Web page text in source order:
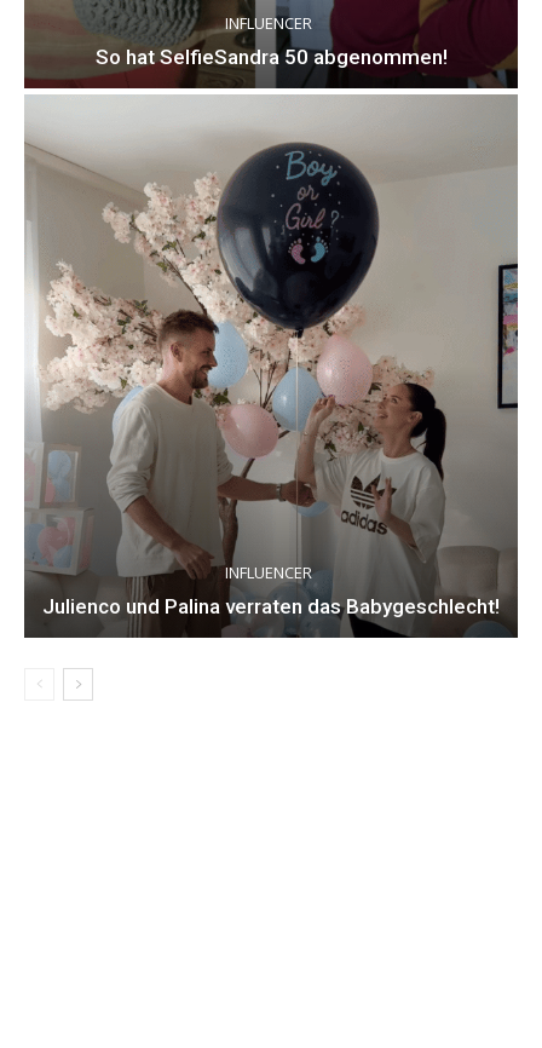
INFLUENCER
So hat SelfieSandra 50 abgenommen!
INFLUENCER
Julienco und Palina verraten das Babygeschlecht!